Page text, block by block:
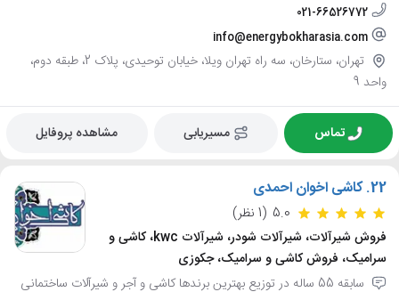
021-66526772
info@energybokharasia.com
تهران، ستارخان، سه راه تهران ویلا، خیابان توحیدی، پلاک 2، طبقه دوم،
واحد 9
تماس مسیریابی مشاهده پروفایل
22. کاشی اخوان احمدی
5.0 (1 نظر)
فروش شیرآلات، شیرآلات شودر، شیرآلات kwc، کاشی و
سرامیک، فروش کاشی و سرامیک، جکوزی
سابقه 55 ساله در توزیع بهترین برندها کاشی و آجر و شیرآلات ساختمانی